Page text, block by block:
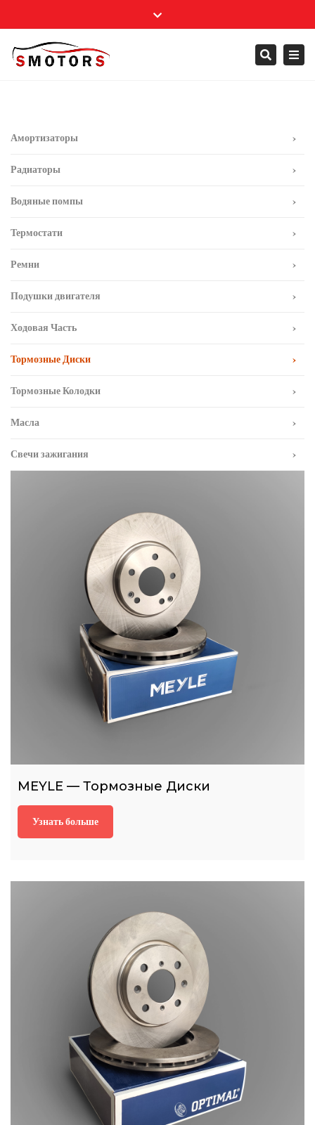
+ 995 322 700 100 info@smotors.ge
Close
Search
Амортизаторы
Радиаторы
Водяные помпы
Термостати
Ремни
Подушки двигателя
Ходовая Часть
Тормозные Диски
Тормозные Колодки
Масла
Свечи зажигания
MEYLE — Тормозные Диски
Узнать больше